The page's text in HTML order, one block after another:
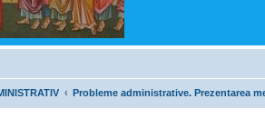
Probleme administrative. Prezentarea